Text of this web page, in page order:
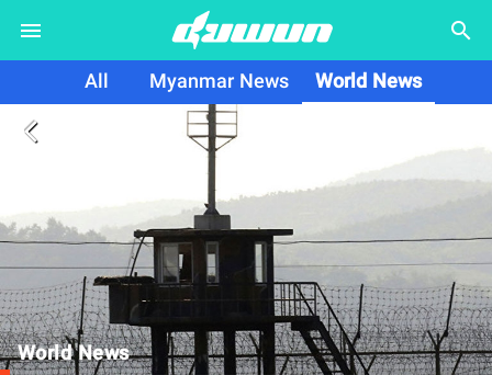
search
All Myanmar News World News
arrow_back_ios
World News